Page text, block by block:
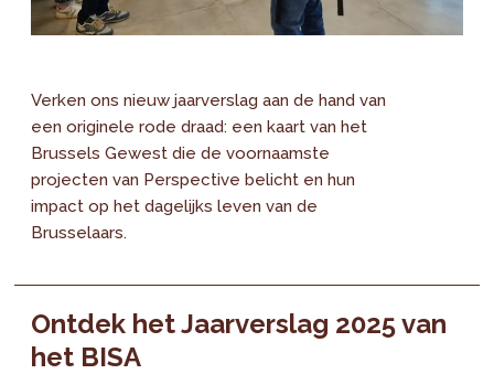
Verken ons nieuw jaarverslag aan de hand van
een originele rode draad: een kaart van het
Brussels Gewest die de voornaamste
projecten van Perspective belicht en hun
impact op het dagelijks leven van de
Brusselaars.
Ontdek het Jaarverslag 2025 van
het BISA